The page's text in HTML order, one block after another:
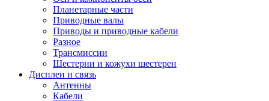
Планетарные части
Приводные валы
Приводы и приводные кабели
Разное
Трансмиссии
Шестерни и кожухи шестерен
Дисплеи и связь
Антенны
Кабели